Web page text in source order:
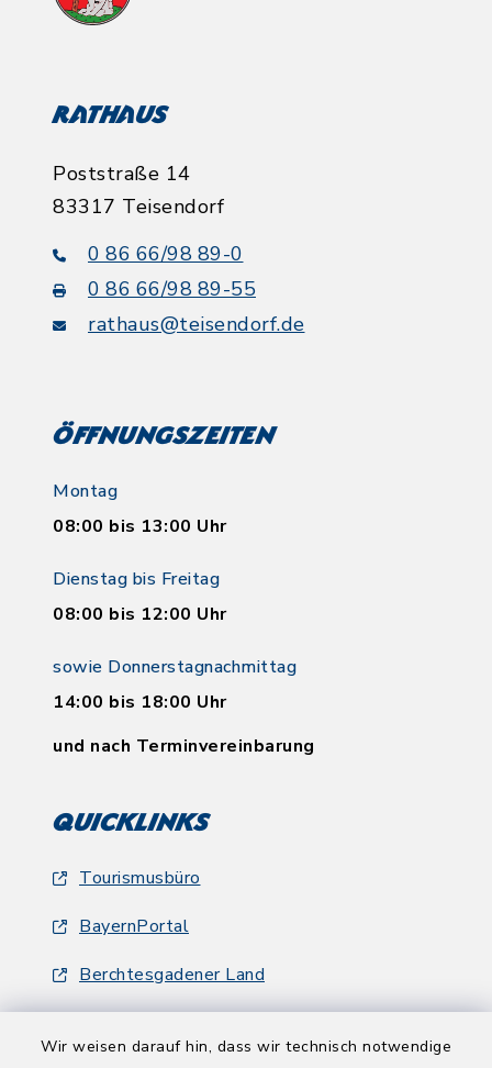
Wir weisen darauf hin, dass wir technisch notwendige
Rathaus
Poststraße 14
83317 Teisendorf
0 86 66/98 89-0
0 86 66/98 89-55
rathaus@teisendorf.de
Öffnungszeiten
Montag
08:00 bis 13:00 Uhr
Dienstag bis Freitag
08:00 bis 12:00 Uhr
sowie Donnerstagnachmittag
14:00 bis 18:00 Uhr
und nach Terminvereinbarung
Quicklinks
Tourismusbüro
BayernPortal
Berchtesgadener Land